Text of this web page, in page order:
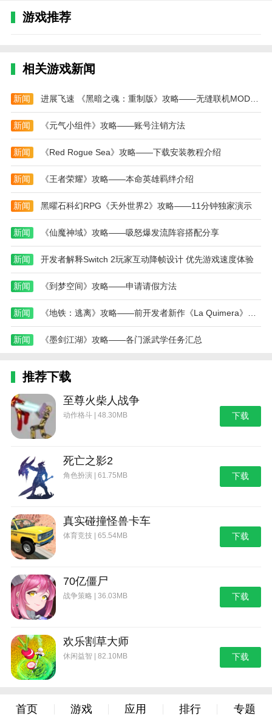
真的是开会必备神器！从安排会议、发送邀请函到
会后整理资料，应有尽有，再也不用为开会这种事烦恼
超级方便！可以给会议安排自动提醒，还能导入会
议日程，再也不用担心忘记重要的时间了。
更新日志
最新版本：v1.9.0 更新时间：2025-02-27
其他功能优化
游戏推荐
相关游戏新闻
新闻 进展飞速 《黑暗之魂：重制版》攻略——无缝联机MOD发布
新闻 《元气小组件》攻略——账号注销方法
新闻 《Red Rogue Sea》攻略——下载安装教程介绍
新闻 《王者荣耀》攻略——本命英雄羁绊介绍
新闻 黑曜石科幻RPG《天外世界2》攻略——11分钟独家演示
新闻 《仙魔神域》攻略——吸怒爆发流阵容搭配分享
新闻 开发者解释Switch 2玩家互动降帧设计 优先游戏速度体验
新闻 《到梦空间》攻略——申请请假方法
新闻
新闻 《墨剑江湖》攻略——各门派武学任务汇总
推荐下载
至尊火柴人战争
动作格斗 | 48.30MB 下载
死亡之影2
角色扮演 | 61.75MB 下载
真实碰撞怪兽卡车
体育竞技 | 65.54MB 下载
70亿僵尸
战争策略 | 36.03MB 下载
欢乐割草大师
休闲益智 | 82.10MB 下载
首页 游戏 应用 排行 专题